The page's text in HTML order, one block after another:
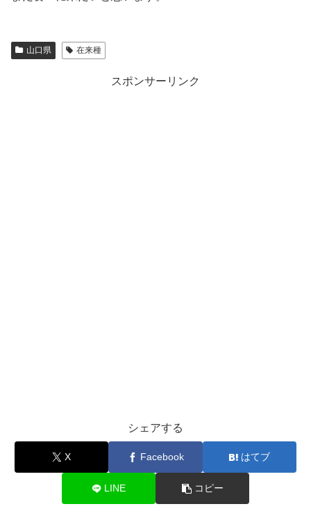
山口県 在来種
スポンサーリンク
シェアする
X Facebook はてブ
LINE コピー